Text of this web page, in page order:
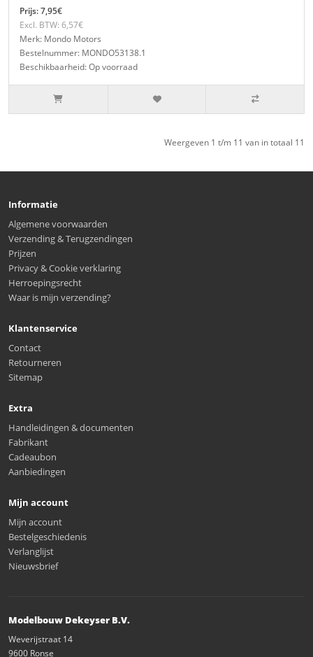
Prijs: 7,95€
Excl. BTW: 6,57€
Merk: Mondo Motors
Bestelnummer: MONDO53138.1
Beschikbaarheid: Op voorraad
Weergeven 1 t/m 11 van in totaal 11
Informatie
Algemene voorwaarden
Verzending & Terugzendingen
Prijzen
Privacy & Cookie verklaring
Herroepingsrecht
Waar is mijn verzending?
Klantenservice
Contact
Retourneren
Sitemap
Extra
Handleidingen & documenten
Fabrikant
Cadeaubon
Aanbiedingen
Mijn account
Mijn account
Bestelgeschiedenis
Verlanglijst
Nieuwsbrief
Modelbouw Dekeyser B.V.
Weverijstraat 14
9600 Ronse